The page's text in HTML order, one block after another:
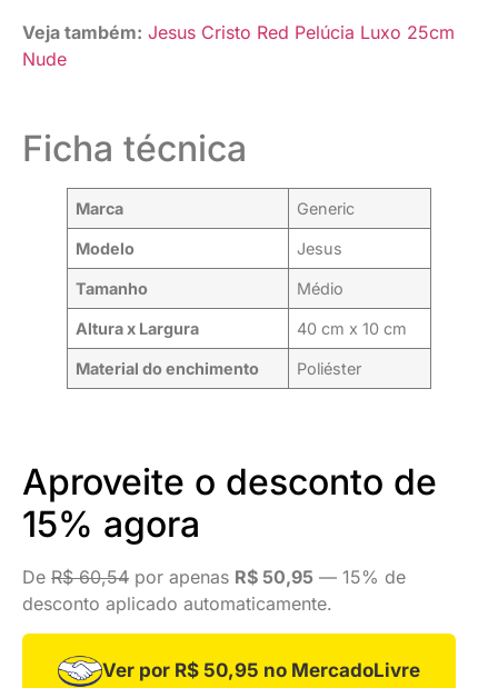
Veja também: Jesus Cristo Red Pelúcia Luxo 25cm
Nude
Ficha técnica
Marca Generic
Modelo Jesus
Tamanho Médio
Altura x Largura 40 cm x 10 cm
Material do enchimento Poliéster
Aproveite o desconto de
15% agora
De R$ 60,54 por apenas R$ 50,95 — 15% de
desconto aplicado automaticamente.
Ver por R$ 50,95 no MercadoLivre